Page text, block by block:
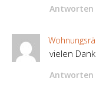
Antworten
vielen
Antworten